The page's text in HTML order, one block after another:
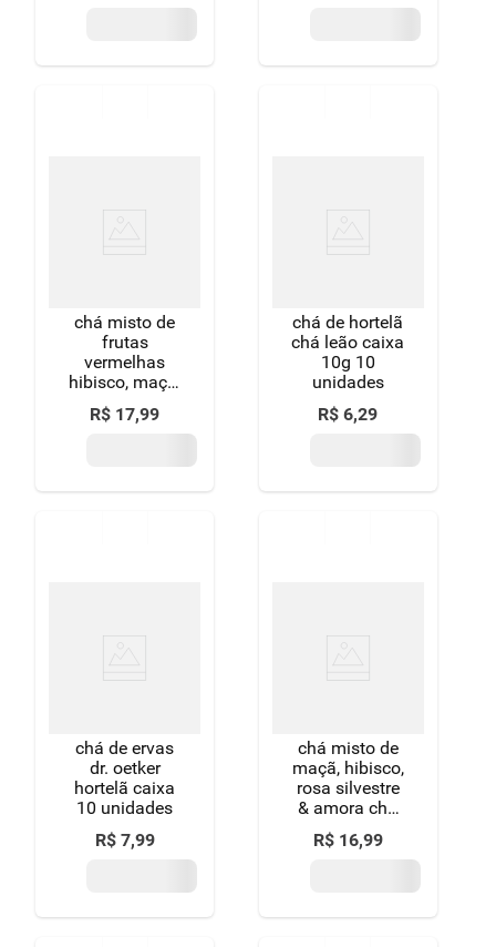
chá misto de
frutas
vermelhas
hibisco, maçã,
rosa silvestre,
estévia e
leão caixa 16g
R$ 17,99
chá de hortelã
chá leão caixa
10g 10
unidades
R$ 6,29
chá de ervas
dr. oetker
hortelã caixa
10 unidades
R$ 7,99
chá misto de
maçã, hibisco,
rosa silvestre
& amora chá
leão caixa 16g
10 unidades
R$ 16,99